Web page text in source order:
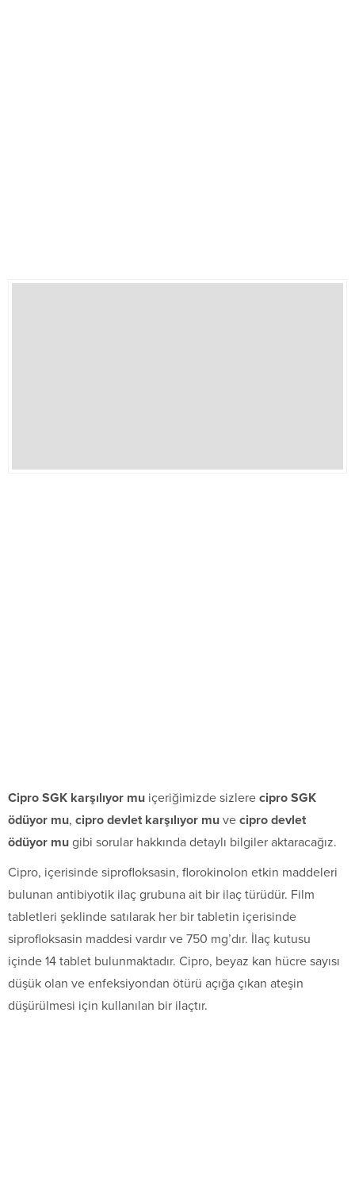
Cipro SGK karşılıyor mu içeriğimizde sizlere cipro SGK
ödüyor mu, cipro devlet karşılıyor mu ve cipro devlet
ödüyor mu gibi sorular hakkında detaylı bilgiler aktaracağız.
Cipro, içerisinde siprofloksasin, florokinolon etkin maddeleri
bulunan antibiyotik ilaç grubuna ait bir ilaç türüdür. Film
tabletleri şeklinde satılarak her bir tabletin içerisinde
siprofloksasin maddesi vardır ve 750 mg’dır. İlaç kutusu
içinde 14 tablet bulunmaktadır. Cipro, beyaz kan hücre sayısı
düşük olan ve enfeksiyondan ötürü açığa çıkan ateşin
düşürülmesi için kullanılan bir ilaçtır.